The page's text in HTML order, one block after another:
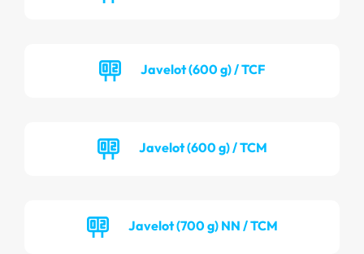
Javelot (600 g) / TCF
Javelot (600 g) / TCM
Javelot (700 g) NN / TCM